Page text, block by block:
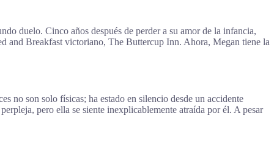
duelo. Cinco años después de perder a su amor de la infancia,
and Breakfast victoriano, The Buttercup Inn. Ahora, Megan tiene la
no son solo físicas; ha estado en silencio desde un accidente
pero ella se siente inexplicablemente atraída por él. A pesar